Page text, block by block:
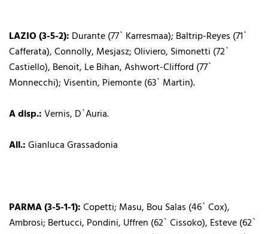
LAZIO (3-5-2): Durante (77` Karresmaa); Baltrip-Reyes (71`
Cafferata), Connolly, Mesjasz; Oliviero, Simonetti (72`
Castiello), Benoit, Le Bihan, Ashwort-Clifford (77`
Monnecchi); Visentin, Piemonte (63` Martin).
A disp.:Vernis, D`Auria.
All.:Gianluca Grassadonia
PARMA (3-5-1-1):Copetti; Masu, Bou Salas (46` Cox),
Ambrosi; Bertucci, Pondini, Uffren (62` Cissoko), Esteve (62`